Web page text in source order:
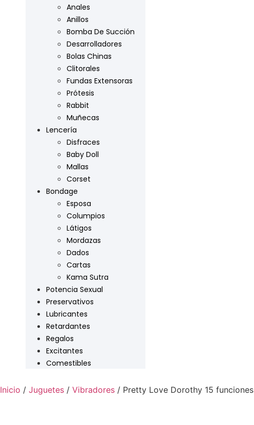
Anales
Anillos
Bomba De Succión
Desarrolladores
Bolas Chinas
Clitorales
Fundas Extensoras
Prótesis
Rabbit
Muñecas
Lencería
Disfraces
Baby Doll
Mallas
Corset
Bondage
Esposa
Columpios
Látigos
Mordazas
Dados
Cartas
Kama Sutra
Potencia Sexual
Preservativos
Lubricantes
Retardantes
Regalos
Excitantes
Comestibles
Inicio / Juguetes / Vibradores / Pretty Love Dorothy 15 funciones